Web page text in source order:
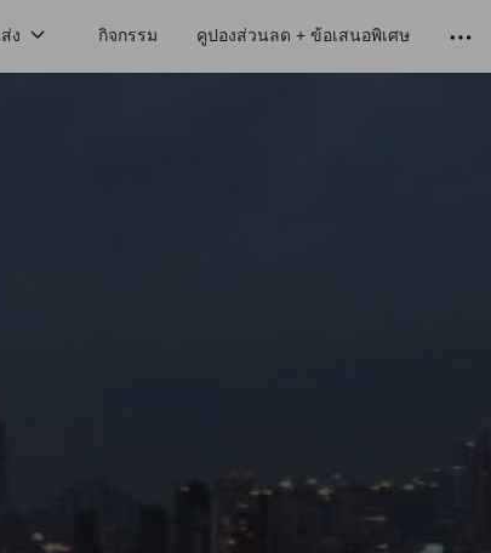
ง กิจกรรม คูปองส่วนลด + ข้อเสนอพิเศษ